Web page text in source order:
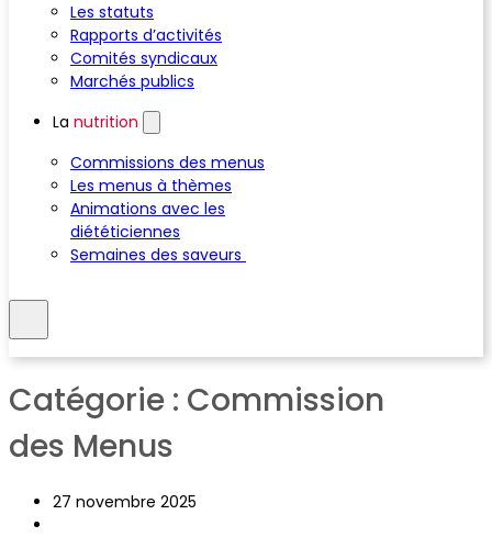
Les statuts
Rapports d’activités
Comités syndicaux
Marchés publics
La nutrition
Commissions des menus
Les menus à thèmes
Animations avec les
diététiciennes
Semaines des saveurs
Catégorie : Commission
des Menus
27 novembre 2025